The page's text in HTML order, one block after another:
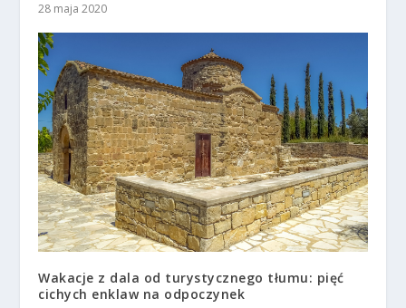
28 maja 2020
Wakacje z dala od turystycznego tłumu: pięć
cichych enklaw na odpoczynek